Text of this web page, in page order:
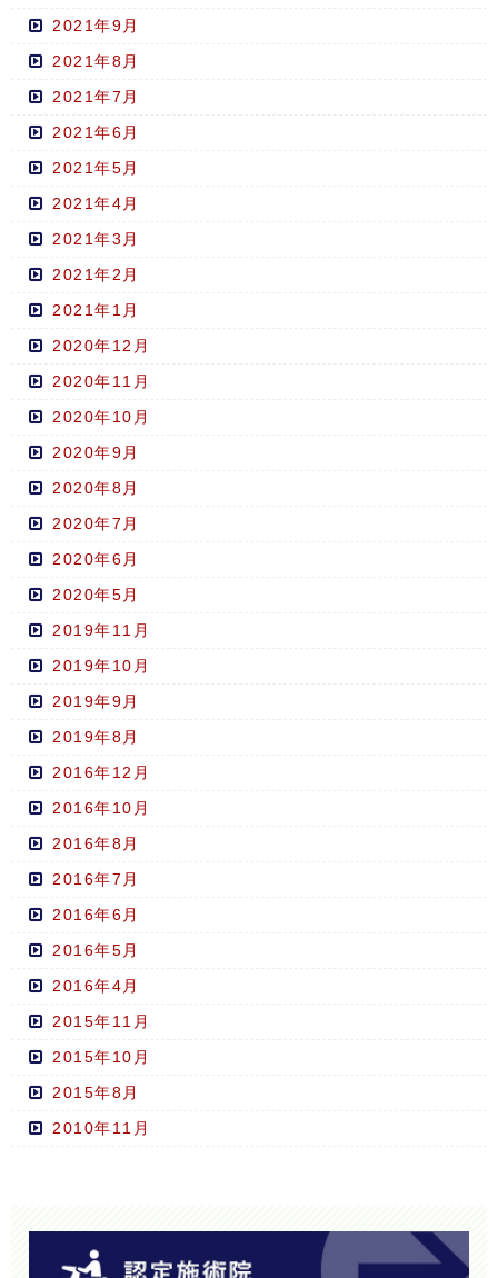
2021年9月
2021年8月
2021年7月
2021年6月
2021年5月
2021年4月
2021年3月
2021年2月
2021年1月
2020年12月
2020年11月
2020年10月
2020年9月
2020年8月
2020年7月
2020年6月
2020年5月
2019年11月
2019年10月
2019年9月
2019年8月
2016年12月
2016年10月
2016年8月
2016年7月
2016年6月
2016年5月
2016年4月
2015年11月
2015年10月
2015年8月
2010年11月